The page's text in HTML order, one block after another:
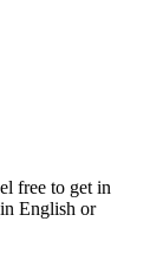
free to get in
English or